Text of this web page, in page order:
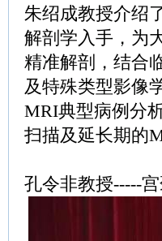
朱绍成教授介绍
解剖学入手，为
精准解剖，结合
及特殊类型影像
MRI典型病例分
扫描及延长期的
孔令非教授-----